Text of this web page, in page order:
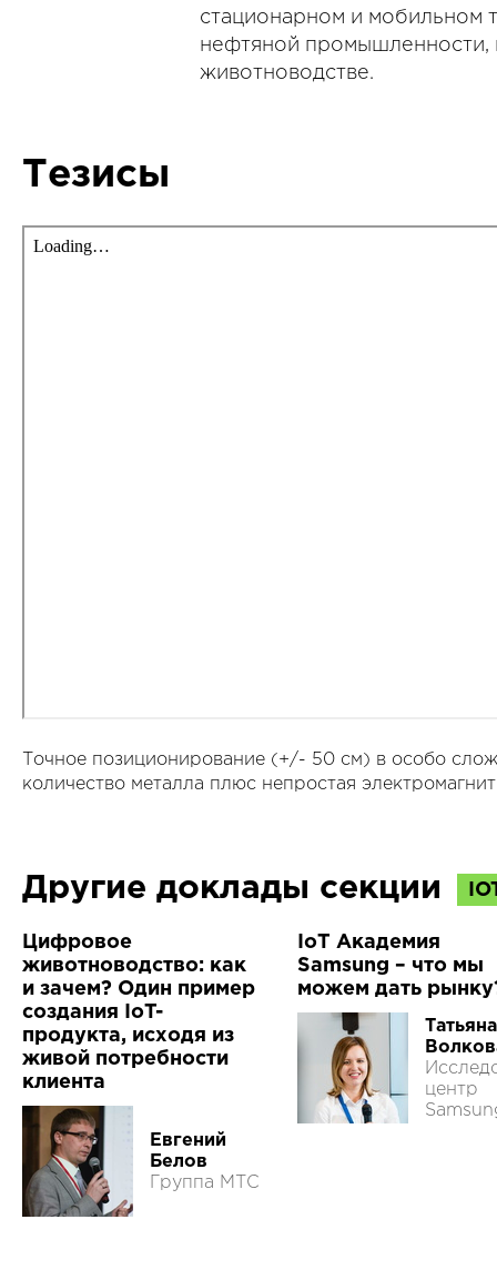
стационарном и мобильном
нефтяной промышленности,
животноводстве.
Тезисы
Точное позиционирование (+/- 50 см) в особо
количество металла плюс непростая
Другие доклады секции
Цифровое
животноводство: как
и зачем? Один пример
создания IoT-
продукта, исходя из
живой потребности
клиента
Евгений
Белов
Группа МТС
IoT Академия
Samsung – что мы
можем дать
Татьяна
центр